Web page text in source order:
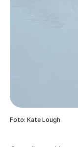
Foto: Kate Lough